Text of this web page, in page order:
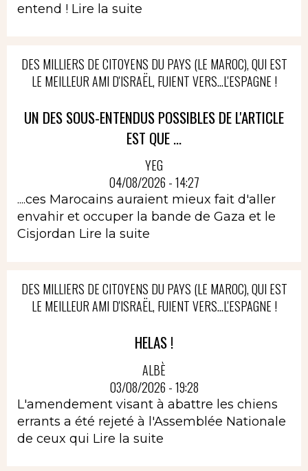
entend ! Lire la suite
DES MILLIERS DE CITOYENS DU PAYS (LE MAROC), QUI EST
LE MEILLEUR AMI D'ISRAËL, FUIENT VERS...L'ESPAGNE !
UN DES SOUS-ENTENDUS POSSIBLES DE L'ARTICLE
EST QUE ...
YEG
04/08/2026 - 14:27
....ces Marocains auraient mieux fait d'aller
envahir et occuper la bande de Gaza et le
Cisjordan Lire la suite
DES MILLIERS DE CITOYENS DU PAYS (LE MAROC), QUI EST
LE MEILLEUR AMI D'ISRAËL, FUIENT VERS...L'ESPAGNE !
HELAS !
ALBÈ
03/08/2026 - 19:28
L'amendement visant à abattre les chiens
errants a été rejeté à l'Assemblée Nationale
de ceux qui Lire la suite